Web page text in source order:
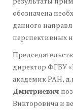
обозначена
данного
перспективных
директор ФГБУ
академик РАН,
Дмитриевич
Викторовича и